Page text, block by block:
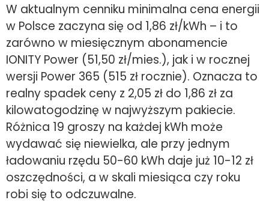
W aktualnym cenniku minimalna cena energii
w Polsce zaczyna się od 1,86 zł/kWh – i to
zarówno w miesięcznym abonamencie
IONITY Power (51,50 zł/mies.), jak i w rocznej
wersji Power 365 (515 zł rocznie). Oznacza to
realny spadek ceny z 2,05 zł do 1,86 zł za
kilowatogodzinę w najwyższym pakiecie.
Różnica 19 groszy na każdej kWh może
wydawać się niewielka, ale przy jednym
ładowaniu rzędu 50-60 kWh daje już 10-12 zł
oszczędności, a w skali miesiąca czy roku
robi się to odczuwalne.